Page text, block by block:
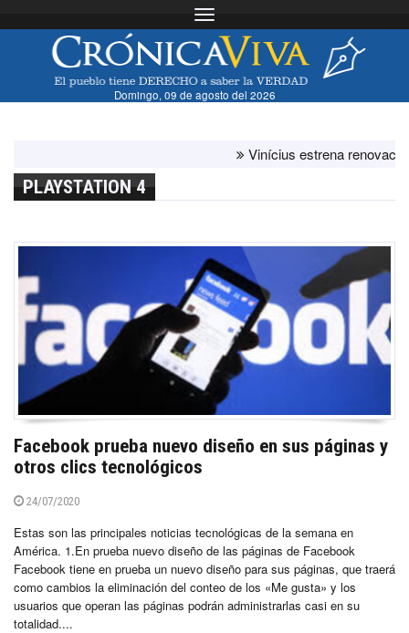
Toggle navigation
Domingo, 09 de agosto del 2026
Vinícius estrena renovación
PLAYSTATION 4
Facebook prueba nuevo diseño en sus páginas y
otros clics tecnológicos
24/07/2020
Estas son las principales noticias tecnológicas de la semana en
América. 1.En prueba nuevo diseño de las páginas de Facebook
Facebook tiene en prueba un nuevo diseño para sus páginas, que traerá
como cambios la eliminación del conteo de los «Me gusta» y los
usuarios que operan las páginas podrán administrarlas casi en su
totalidad....